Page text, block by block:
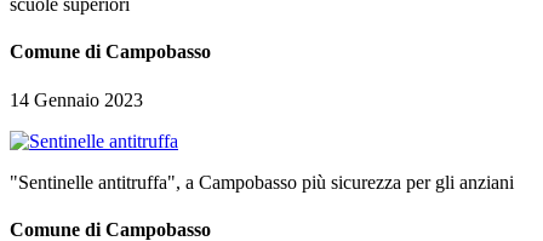
scuole superiori
Comune di Campobasso
14 Gennaio 2023
"Sentinelle antitruffa", a Campobasso più sicurezza per gli anziani
Comune di Campobasso